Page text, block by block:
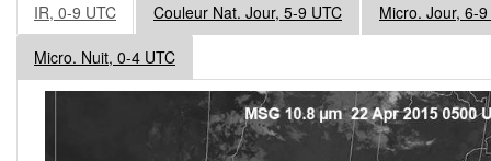
IR, 0-9 UTC Couleur Nat. Jour, 5-9 UTC Micro. Jour, 6-
Micro. Nuit, 0-4 UTC